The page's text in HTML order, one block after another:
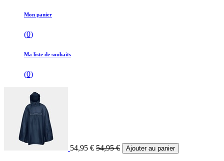
Mon panier
(0)
Ma liste de souhaits
(0)
54,95 € 54,95€ Ajouter au panier